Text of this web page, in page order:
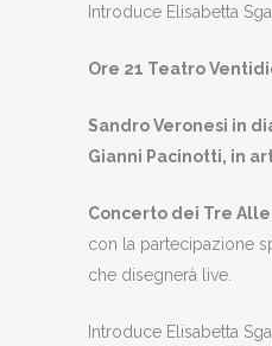
Introduce Elisabetta
Ore 21 Teatro
Sandro Veronesi in
Gianni Pacinotti, in
Concerto dei Tre
con la partecipazione
che disegnerà live.
Introduce Elisabetta